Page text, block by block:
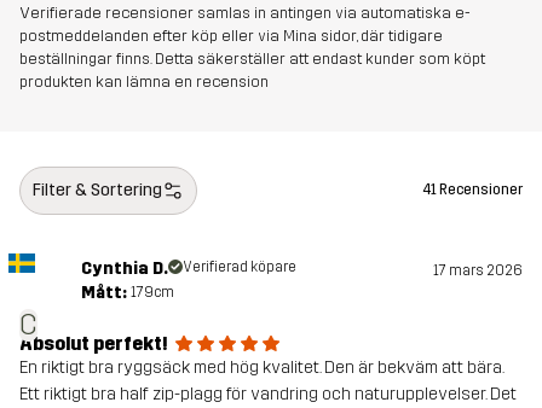
Artikelnummer 11003_2896
Verifierade recensioner samlas in antingen via automatiska e-
postmeddelanden efter köp eller via Mina sidor, där tidigare
beställningar finns. Detta säkerställer att endast kunder som köpt
produkten kan lämna en recension
Filter & Sortering 41 Recensioner
C
Cynthia D. Verifierad köpare 17 mars 2026
Mått: 179cm
Absolut perfekt!
En riktigt bra ryggsäck med hög kvalitet. Den är bekväm att bära.
Ett riktigt bra half zip-plagg för vandring och naturupplevelser. Det